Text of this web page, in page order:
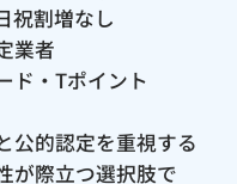
祝割増なし
業者
ド・Tポイント
公的認定を重視する
が際立つ選択肢で